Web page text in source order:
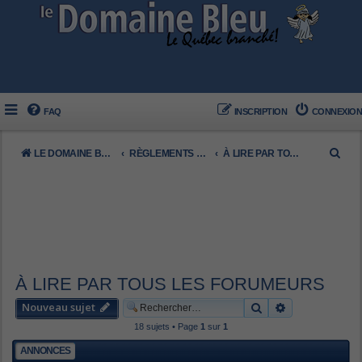
FAQ CONNEXION
INSCRIPTION
LE DOMAINE BLEU RÈGLEMENTS DU FORUM À LIRE PAR TOUS LES FORUMEURS
r
À LIRE PAR TOUS LES FORUMEURS
Nouveau sujet Rechercher
18 sujets • Page 1 sur 1
ANNONCES